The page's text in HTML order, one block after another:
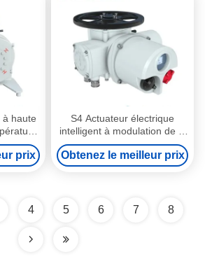
à haute
prix
S4 Actuateur électrique
intelligent à modulation de la
charge moteur de 25% avec
une capacité de production
de 30000/an pour
Obtenez le meilleur prix
4 5 6 7 8